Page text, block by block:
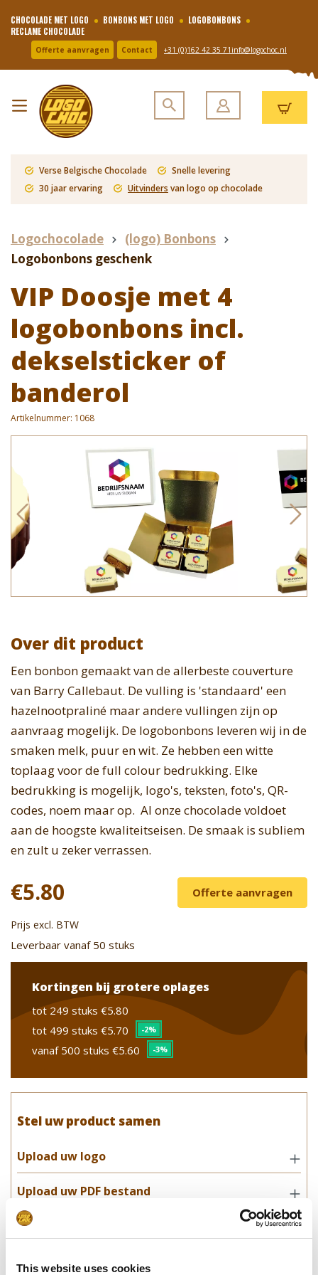
This website uses cookies
CHOCOLADE MET LOGO BONBONS MET LOGO
LOGOBONBONS
RECLAME CHOCOLADE
Offerte aanvragen Contact +31 (0)162 42 35 71 info@logochoc.nl
Verse Belgische Chocolade
Snelle levering
30 jaar ervaring
Uitvinders van logo op chocolade
Logochocolade
(logo) Bonbons
Logobonbons geschenk
VIP Doosje met 4
logobonbons incl.
dekselsticker of
banderol
Artikelnummer: 1068
Over dit product
Een bonbon gemaakt van de allerbeste couverture
van Barry Callebaut. De vulling is 'standaard' een
hazelnootpraliné maar andere vullingen zijn op
aanvraag mogelijk. De logobonbons leveren wij in de
smaken melk, puur en wit. Ze hebben een witte
toplaag voor de full colour bedrukking. Elke
bedrukking is mogelijk, logo's, teksten, foto's, QR-
codes, noem maar op. Al onze chocolade voldoet
aan de hoogste kwaliteitseisen. De smaak is subliem
en zult u zeker verrassen.
€5.80 Offerte aanvragen
Prijs excl. BTW
Leverbaar vanaf 50 stuks
Kortingen bij grotere oplages
tot 249 stuks €5.80
tot 499 stuks €5.70 -2%
vanaf 500 stuks €5.60 -3%
Stel uw product samen
Upload uw logo
Upload uw PDF bestand
Smaakcombinaties
Opmerkingen, speciale wensen,